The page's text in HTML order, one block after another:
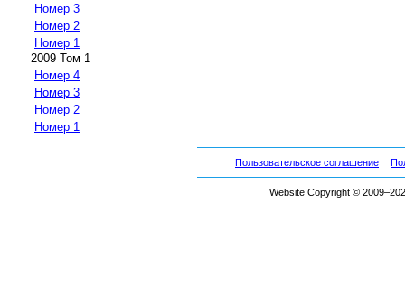
Номер 3
Номер 2
Номер 1
2009 Том 1
Номер 4
Номер 3
Номер 2
Номер 1
Пользовательское соглашение
Website Copyright ©